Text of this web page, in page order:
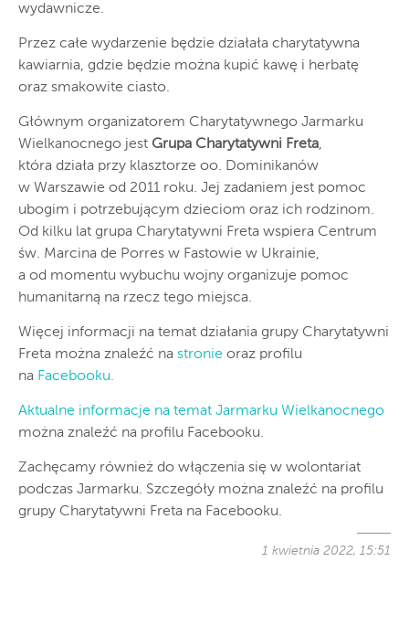
wydawnicze.
Przez całe wydarzenie będzie działała charytatywna
kawiarnia, gdzie będzie można kupić kawę i herbatę
oraz smakowite ciasto.
Głównym organizatorem Charytatywnego Jarmarku
Wielkanocnego jest Grupa Charytatywni Freta,
która działa przy klasztorze oo. Dominikanów
w Warszawie od 2011 roku. Jej zadaniem jest pomoc
ubogim i potrzebującym dzieciom oraz ich rodzinom.
Od kilku lat grupa Charytatywni Freta wspiera Centrum
św. Marcina de Porres w Fastowie w Ukrainie,
a od momentu wybuchu wojny organizuje pomoc
humanitarną na rzecz tego miejsca.
Więcej informacji na temat działania grupy Charytatywni
Freta można znaleźć na stronie oraz profilu
na Facebooku.
Aktualne informacje na temat Jarmarku Wielkanocnego
można znaleźć na profilu Facebooku.
Zachęcamy również do włączenia się w wolontariat
podczas Jarmarku. Szczegóły można znaleźć na profilu
grupy Charytatywni Freta na Facebooku.
1 kwietnia 2022, 15:51